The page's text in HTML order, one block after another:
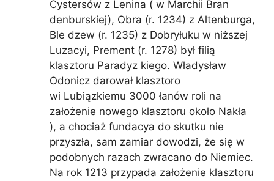
Cystersów z Lenina ( w Marchii Bran
denburskiej), Obra (r. 1234) z Altenburga,
Ble dzew (r. 1235) z Dobryłuku w niższej
Luzacyi, Prement (r. 1278) był filią
klasztoru Paradyz kiego. Władysław
Odonicz darował klasztoro
wi Lubiązkiemu 3000 łanów roli na
założenie nowego klasztoru około Nakła
), a chociaż fundacya do skutku nie
przyszła, sam zamiar dowodzi, że się w
podobnych razach zwracano do Niemiec.
Na rok 1213 przypada założenie klasztoru